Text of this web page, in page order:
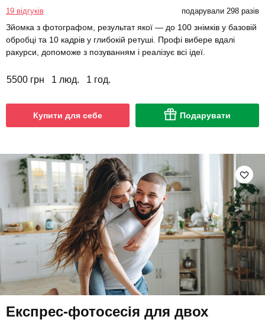
19 відгуків подарували 298 разів
Зйомка з фотографом, результат якої — до 100 знімків у базовій
обробці та 10 кадрів у глибокій ретуші. Профі вибере вдалі
ракурси, допоможе з позуванням і реалізує всі ідеї.
5500 грн 1 люд. 1 год.
Купити для себе Подарувати
Експрес-фотосесія для двох